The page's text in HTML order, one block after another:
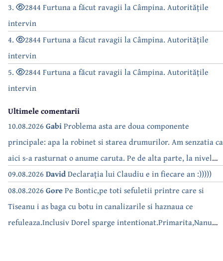
3.
2844 Furtuna a făcut ravagii la Câmpina. Autoritățile
intervin
4.
2844 Furtuna a făcut ravagii la Câmpina. Autoritățile
intervin
5.
2844 Furtuna a făcut ravagii la Câmpina. Autoritățile
intervin
Ultimele comentarii
10.08.2026 GabiProblema asta are doua componente
principale: apa la robinet si starea drumurilor. Am senzatia ca
aici s-a rasturnat o anume caruta. Pe de alta parte, la nivel
national, serialul asta deja a difuzat episoadele 'fara apa' si
'fara energie'. Banuiesc ca urmeaza episodul 'fara hrana'.
09.08.2026 DavidDeclarația lui Claudiu e in fiecare an :)))))
08.08.2026 GorePe Bontic,pe toti sefuletii printre care si
Tiseanu i as baga cu botu in canalizarile si haznaua ce
refuleaza.Inclusiv Dorel sparge intentionat.Primarita,Nanu